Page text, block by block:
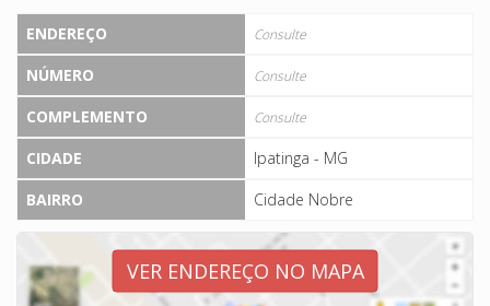
ENDEREÇO Consulte
NÚMERO Consulte
COMPLEMENTO Consulte
CIDADE
Ipatinga - MG
BAIRRO
Cidade Nobre
VER ENDEREÇO NO MAPA